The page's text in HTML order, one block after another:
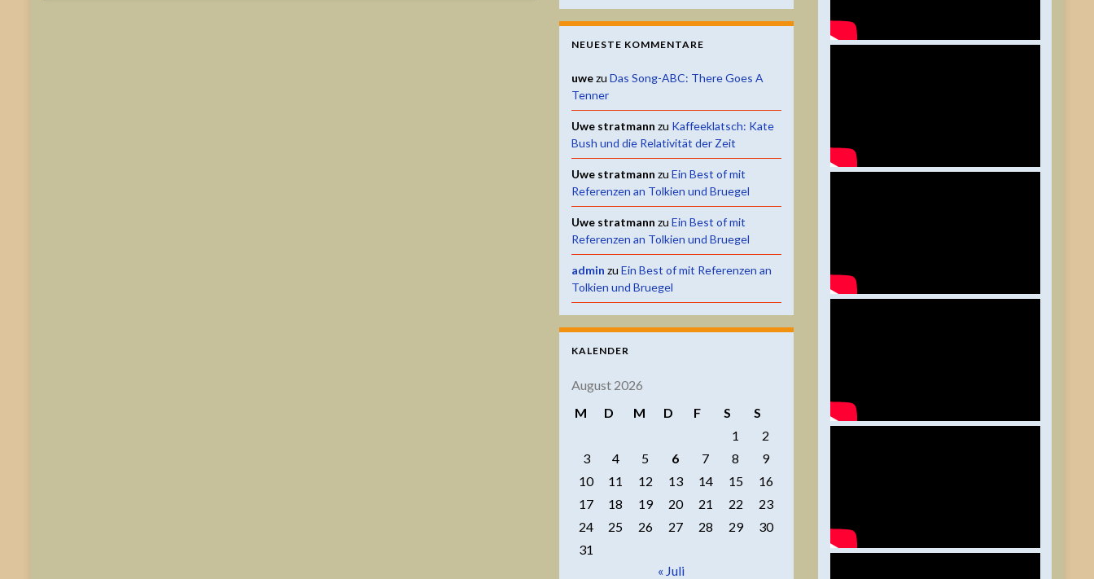
NEUESTE KOMMENTARE
uwezu Das Song-ABC: There Goes A
Tenner
Uwe stratmann zu Kaffeeklatsch: Kate
Bush und die Relativität der Zeit
Uwe stratmann zu Ein Best of mit
Referenzen an Tolkien und Bruegel
Uwe stratmann zu Ein Best of mit
Referenzen an Tolkien und Bruegel
admin zu Ein Best of mit Referenzen an
Tolkien und Bruegel
KALENDER
August 2026
M
D M D F S
S
1
2
3
4 5 6 7 8
9
10
11 12 13 14 15
16
17
18 19 20 21 22
23
24
25 26 27 28 29
30
31
« Juli